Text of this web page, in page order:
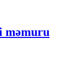
məmuru